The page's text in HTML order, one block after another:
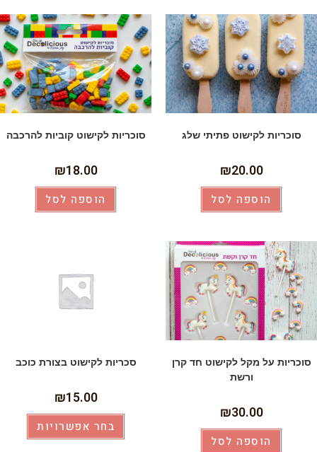
סוכריות לקישוט פתיתי שלג
₪20.00
הוספה לסל
סוכריות לקישוט קוביות להרכבה
₪18.00
הוספה לסל
סוכריות על מקל לקישוט חד קרן
ורשת
₪30.00
הוספה לסל
סכריות לקישוט בצורת כוכב
₪15.00
בחר אפשרויות